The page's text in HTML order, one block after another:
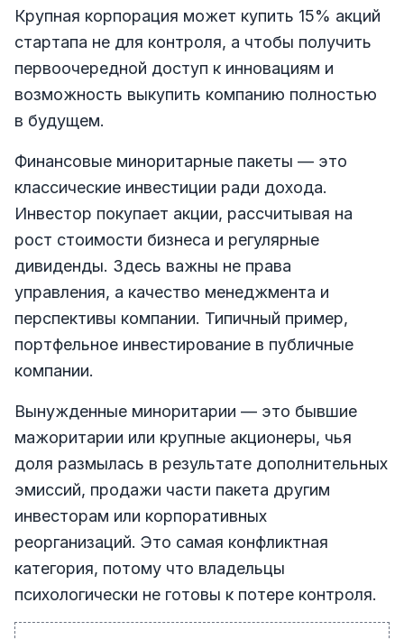
Крупная корпорация может купить 15% акций
стартапа не для контроля, а чтобы получить
первоочередной доступ к инновациям и
возможность выкупить компанию полностью
в будущем.
Финансовые миноритарные пакеты — это
классические инвестиции ради дохода.
Инвестор покупает акции, рассчитывая на
рост стоимости бизнеса и регулярные
дивиденды. Здесь важны не права
управления, а качество менеджмента и
перспективы компании. Типичный пример,
портфельное инвестирование в публичные
компании.
Вынужденные миноритарии — это бывшие
мажоритарии или крупные акционеры, чья
доля размылась в результате дополнительных
эмиссий, продажи части пакета другим
инвесторам или корпоративных
реорганизаций. Это самая конфликтная
категория, потому что владельцы
психологически не готовы к потере контроля.